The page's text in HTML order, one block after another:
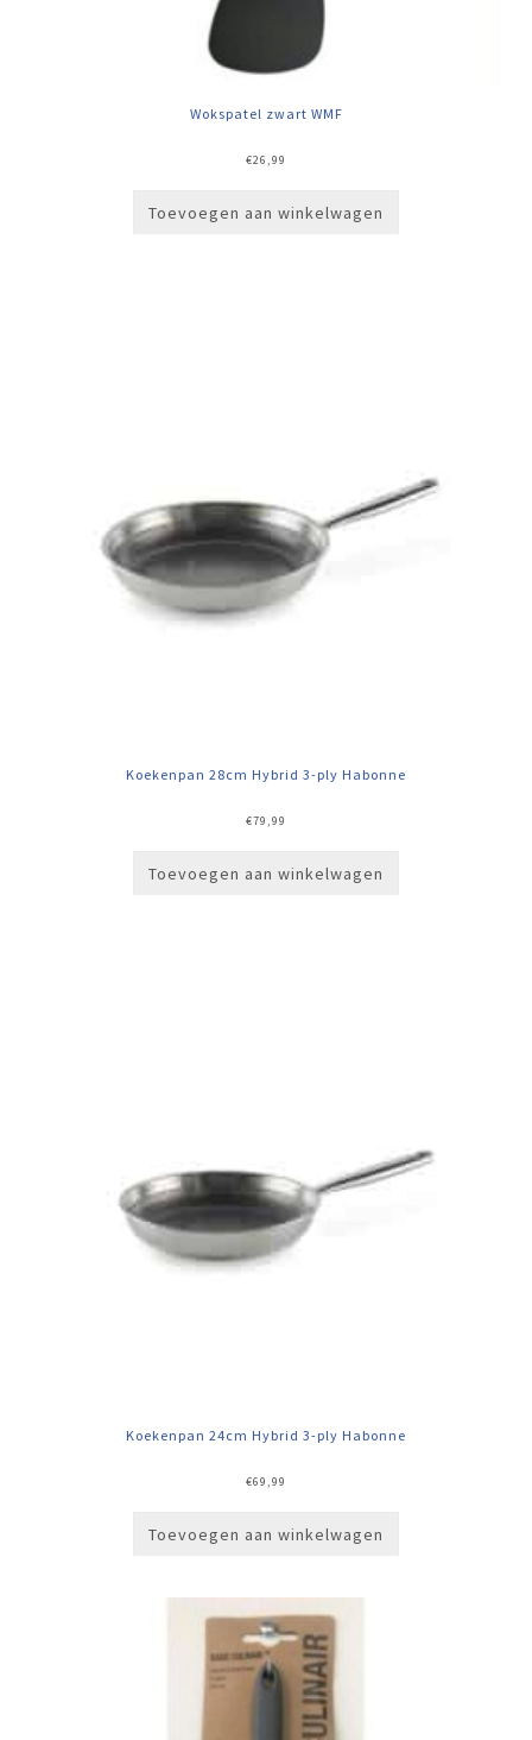
Wokspatel zwart WMF
€26,99
Toevoegen aan winkelwagen
Koekenpan 28cm Hybrid 3-ply Habonne
€79,99
Toevoegen aan winkelwagen
Koekenpan 24cm Hybrid 3-ply Habonne
€69,99
Toevoegen aan winkelwagen